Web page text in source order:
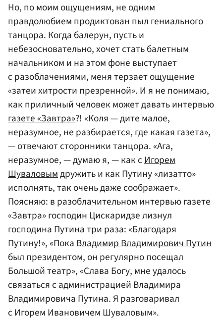
Но, по моим ощущениям, не одним
правдолюбием продиктован пыл гениального
танцора. Когда балерун, пусть и
небезосновательно, хочет стать балетным
начальником и на этом фоне выступает
с разоблачениями, меня терзает ощущение
«затеи хитрости презренной». И я не понимаю,
как приличный человек может давать интервью
газете «Завтра»?! «Коля — дите малое,
неразумное, не разбирается, где какая газета»,
— отвечают сторонники танцора. «Ага,
неразумное, — думаю я, — как сИгорем
Шуваловымдружить и как Путину «лизатто»
исполнять, так очень даже соображает».
Поясняю: в разоблачительном интервью газете
«Завтра» господин Цискаридзе лизнул
господина Путина три раза: «Благодаря
Путину!», «ПокаВладимир Владимирович Путин
был президентом, он регулярно посещал
Большой театр», «Слава Богу, мне удалось
связаться с администрацией Владимира
Владимировича Путина. Я разговаривал
с Игорем Ивановичем Шуваловым».